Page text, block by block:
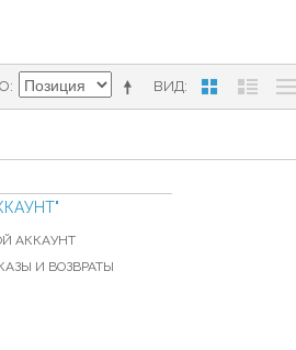
ВИД
АККАУНТ
И ВОЗВРАТЫ